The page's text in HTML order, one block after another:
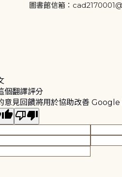
圖書館信箱：
個翻譯評分
意見回饋將用於協助改善 Google